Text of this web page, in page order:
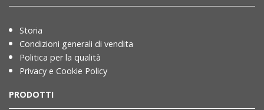
Storia
Condizioni generali di vendita
Politica per la qualità
Privacy e Cookie Policy
PRODOTTI